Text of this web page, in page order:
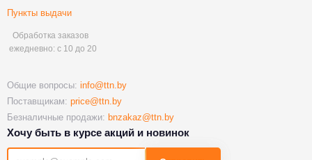
Пункты выдачи
Обработка заказов
ежедневно: с 10 до 20
Общие вопросы: info@ttn.by
Поставщикам: price@ttn.by
Безналичные продажи: bnzakaz@ttn.by
Хочу быть в курсе акций и новинок